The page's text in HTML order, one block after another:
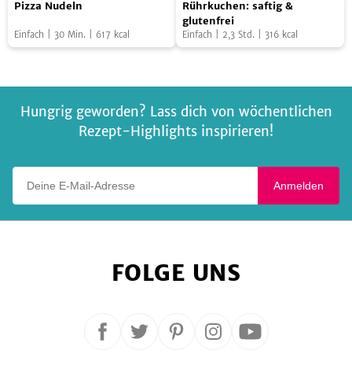
Pizza Nudeln
Einfach 30 Min. 617 kcal
saftig
&
Rührkuchen: saftig &
glutenfrei
Einfach 2,3 Std. 316 kcal
Hungrig geworden? Lass dich von wöchentlichen
Rezept-Highlights inspirieren!
Anmelden
FOLGE UNS
Folge Folge
Folge Folge Folge